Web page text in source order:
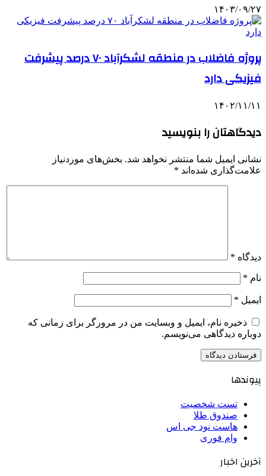
۱۴۰۳/۰۹/۲۷
پروژه فاضلاب در منطقه لشکرآباد ۷۰ درصد پیشرفت
فیزیکی دارد
۱۴۰۲/۱۱/۱۱
دیدگاهتان را بنویسید
نشانی ایمیل شما منتشر نخواهد شد. بخش‌های موردنیاز
علامت‌گذاری شده‌اند *
دیدگاه *
نام *
ایمیل *
ذخیره نام، ایمیل و وبسایت من در مرورگر برای زمانی که
دوباره دیدگاهی می‌نویسم.
پیوندها
تست شخصیت
صندوق طلا
هاست نود جی اس
وام فوری
آخرین اخبار